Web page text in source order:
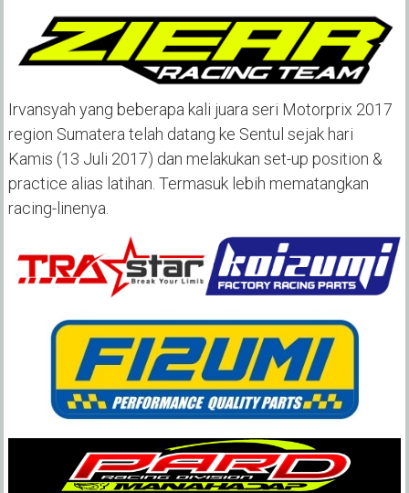
Irvansyah yang beberapa kali juara seri Motorprix 2017
region Sumatera telah datang ke Sentul sejak hari
Kamis (13 Juli 2017) dan melakukan set-up position &
practice alias latihan. Termasuk lebih mematangkan
racing-linenya.